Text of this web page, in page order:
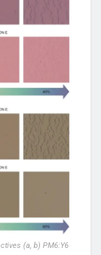
(a, b) PM6:Y6